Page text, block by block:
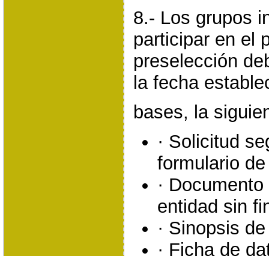
8.- Los grupos
participar en el
preselección
la fecha
bases, la
· Solicitud
formulario
·
entidad sin
· Sinopsis
· Ficha de